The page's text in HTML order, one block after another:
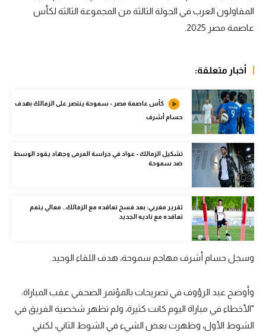
دوري أبطال أوروبا
كرة السلة الأمريكية
كرة سلة
كرة يد
كرة طائرة
الوطن العربي
في المونديال
رياضة نسائية
أمريكا
ركن الألعاب
المقاولون العرب في الجولة الثالثة من المجموعة الثالثة لكأس
عاصمة مصر 2025
أخبار متعلقة:
كأس عاصمة مصر - سموحة ينتصر على الزمالك بهدف
حسام أشرف
تشكيل الزمالك - عواد في حراسة المرمى وجهاد يقود الوسط
ضد سموحة
تقرير مغربي: بعد فسخ تعاقده مع الزمالك.. معالي يتمم
تعاقده مع ناديه الجديد
وسجل حسام أشرف مهاجم سموحة، هدف اللقاء الوحيد.
وأوضح عبد الرؤوف في تصريحات بالمؤتمر الصحفي عقب المباراة:
"الأخطاء في مباراة اليوم كانت كثيرة، ولم تظهر شخصية الفريق في
الشوط الأول، وظهرت بعض الشيء في الشوط الثاني، لكنني